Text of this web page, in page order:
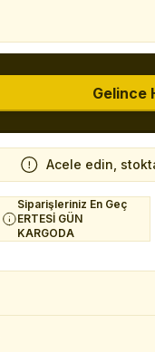
Gelince
Acele edin,
Siparişleriniz En Geç
ERTESİ GÜN
KARGODA